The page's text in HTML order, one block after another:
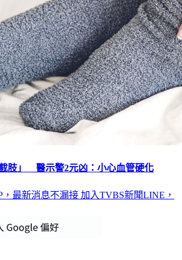
肢」 醫示警2元凶：小心血管硬化
，最新消息不漏接 加入TVBS新聞LINE，